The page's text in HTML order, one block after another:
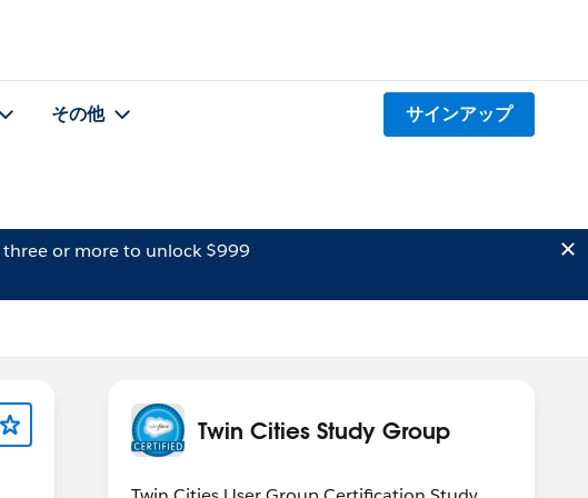
その他 サインアップ
three or more to unlock $999
Twin Cities Study Group